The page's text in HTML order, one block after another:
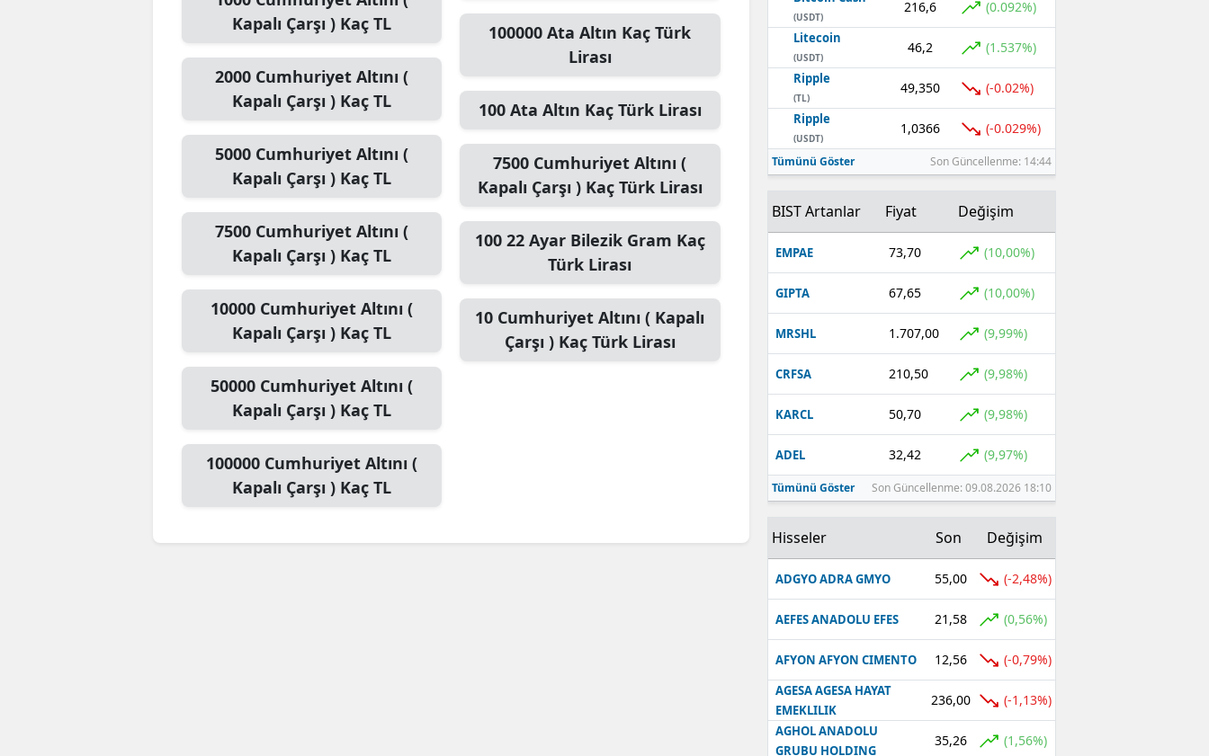
Kapalı Çarşı ) Kaç TL
2000 Cumhuriyet Altını (
Kapalı Çarşı ) Kaç TL
5000 Cumhuriyet Altını (
Kapalı Çarşı ) Kaç TL
7500 Cumhuriyet Altını (
Kapalı Çarşı ) Kaç TL
10000 Cumhuriyet Altını (
Kapalı Çarşı ) Kaç TL
50000 Cumhuriyet Altını (
Kapalı Çarşı ) Kaç TL
100000 Cumhuriyet Altını (
Kapalı Çarşı ) Kaç TL
100000Ata Altın Kaç Türk
Lirası
100 Ata Altın Kaç Türk Lirası
7500 Cumhuriyet Altını (
Kapalı Çarşı )Kaç Türk Lirası
100 22 Ayar Bilezik Gram Kaç
Türk Lirası
10 Cumhuriyet Altını ( Kapalı
Çarşı )Kaç Türk Lirası
(USDT)
216,6 (0.092%)
Litecoin
(USDT)
46,2 (1.537%)
Ripple
(TL)
49,350 (-0.02%)
Ripple
(USDT)
1,0366 (-0.029%)
Tümünü Göster Son Güncellenme: 14:44
BIST Artanlar Fiyat Değişim
EMPAE 73,70 (10,00%)
GIPTA 67,65 (10,00%)
MRSHL 1.707,00 (9,99%)
CRFSA 210,50 (9,98%)
KARCL 50,70 (9,98%)
ADEL 32,42 (9,97%)
Tümünü Göster Son Güncellenme: 09.08.2026 18:10
Hisseler Son Değişim
ADGYO ADRA GMYO 55,00 (-2,48%)
AEFES ANADOLU EFES 21,58 (0,56%)
AFYON AFYON CIMENTO 12,56 (-0,79%)
AGESA AGESA HAYAT
EMEKLILIK
236,00 (-1,13%)
AGHOL ANADOLU
GRUBU HOLDING
35,26 (1,56%)